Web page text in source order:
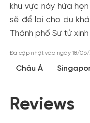
khu vực này hứa
sẽ để lại cho du
Thành phố Sư tử
Đã cập nhật vào ngày 18/
Châu Á
Reviews